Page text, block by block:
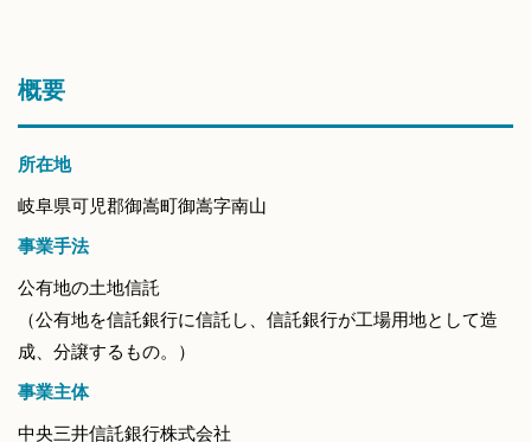
概要
所在地
岐阜県可児郡御嵩町御嵩字南山
事業手法
公有地の土地信託
（公有地を信託銀行に信託し、信託銀行が工場用地として造
成、分譲するもの。）
事業主体
中央三井信託銀行株式会社